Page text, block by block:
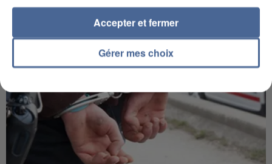
Gérer mes choix
Accepter et fermer